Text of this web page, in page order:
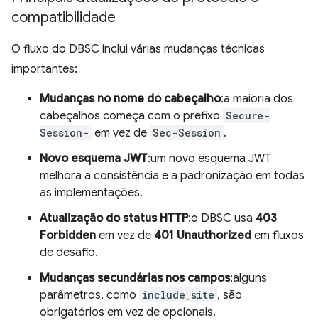
compatibilidade
O fluxo do DBSC inclui várias mudanças técnicas
importantes:
Mudanças no nome do cabeçalho:a maioria dos
cabeçalhos começa com o prefixo Secure-
Session- em vez de Sec-Session .
Novo esquema JWT:um novo esquema JWT
melhora a consistência e a padronização em todas
as implementações.
Atualização do status HTTP:o DBSC usa 403
Forbidden em vez de 401 Unauthorized em fluxos
de desafio.
Mudanças secundárias nos campos:alguns
parâmetros, como include_site , são
obrigatórios em vez de opcionais.